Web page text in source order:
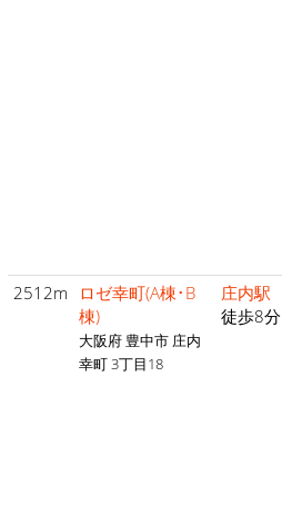
2512m
ロゼ幸町(A棟･B
棟)
大阪府 豊中市 庄内
幸町 3丁目18
庄内駅
徒歩8分